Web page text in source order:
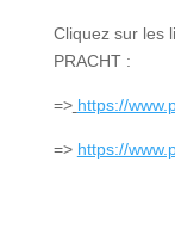
Cliquez sur les
PRACHT :
=> https://
=> https://